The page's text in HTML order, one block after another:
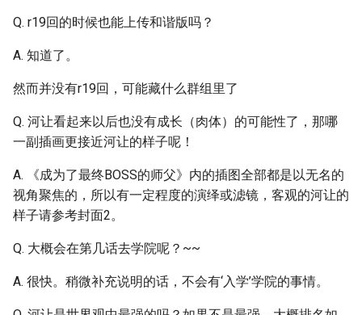
Q. r19回的时候也能上传和谐版吗？
A. 知道了。
然而并没有r19回，可能藏什么群组里了
Q. 河让看起来以后也没有成长（肉体）的可能性了，那哪
一副插画更接近河让的样子呢！
A. 《成为了最终BOSS的师父》内的插图全部都是以无名的
视角聚焦的，所以有一定程度的演绎或滤镜，客观的河让的
样子请参考封面2。
Q. 大概会在第几话去学院呢？~~
A. 很快。稍微补充说明的话，不会有‘入学’学院的事情。